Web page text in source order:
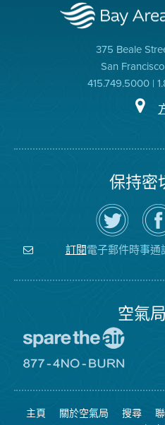
375 Beale
San
415.749.5000 |
保持密
在
Twitter
上
關
注
空
覽
訂閱電子郵件時事通
空氣
主頁 關於空氣局 搜尋